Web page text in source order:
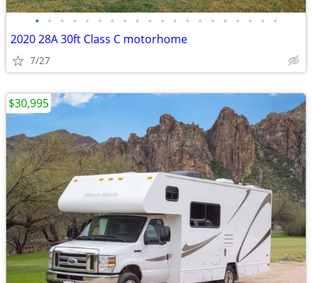
• • • • • • • • • • • • • • • • • • • •
2020 28A 30ft Class C motorhome
7/27
$30,995